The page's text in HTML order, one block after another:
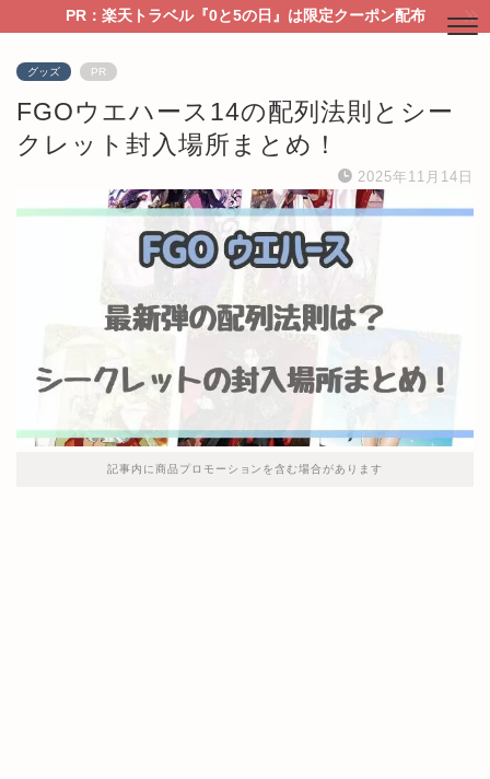
PR：楽天トラベル『0と5の日』は限定クーポン配布
グッズ PR
FGOウエハース14の配列法則とシー
クレット封入場所まとめ！
2025年11月14日
記事内に商品プロモーションを含む場合があります